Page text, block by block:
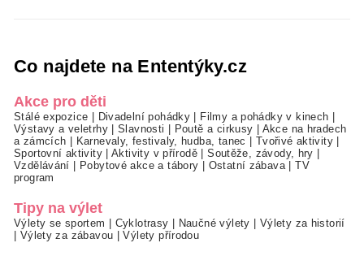
Co najdete na Ententýky.cz
Akce pro děti
Stálé expozice Divadelní pohádky Filmy a pohádky v kinech
Výstavy a veletrhy|Slavnosti Poutě a cirkusy
Akce na hradech
a zámcích
Karnevaly, festivaly, hudba, tanec Tvořivé aktivity
Sportovní aktivity|Aktivity v přírodě |Soutěže, závody, hry
Vzdělávání
Pobytové akce a tábory Ostatní zábava |TV
program
Tipy na výlet
Výlety se sportem Cyklotrasy Naučné výlety
Výlety za historií
Výlety za zábavou |Výlety přírodou